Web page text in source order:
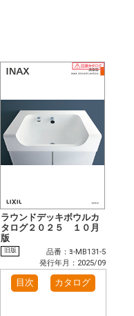
ラウンドデッキボウルカ
タログ２０２５ １０月
版
旧版
品番：ﾖ-MB131-5
発行年月：2025/09
目次 カタログ